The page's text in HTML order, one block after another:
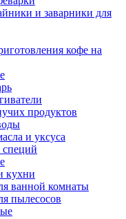
и заварники для
кофе на
продуктов
и уксуса
кухни
ванной комнаты
пылесосов